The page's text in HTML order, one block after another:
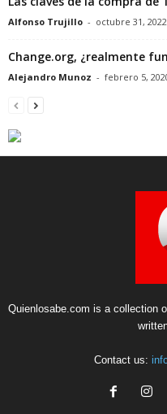
Alfonso Trujillo - octubre 31, 2022
Change.org, ¿realmente
Alejandro Munoz - febrero 5,
Quienlosabe.com is a collection
Contact us: